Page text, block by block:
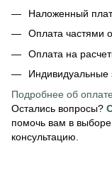
Наложенный
Оплата частями
Оплата на
Индивидуальные
Подробнее об оплате
Остались вопросы?
помочь вам в
консультацию.